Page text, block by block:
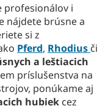
profesionálov i
nájdete brúsne a
si z
Pferd, Rhodius či
a leštiacich
príslušenstva na
ponúkame aj
hubiek cez